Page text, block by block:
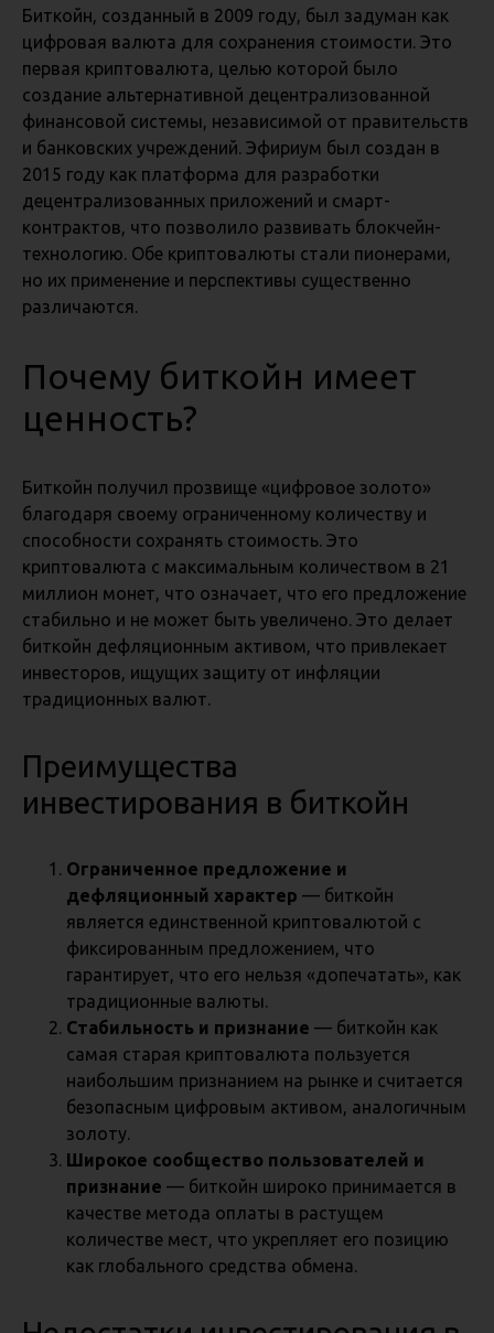
Биткойн, созданный в 2009 году, был задуман как
цифровая валюта для сохранения стоимости. Это
первая криптовалюта, целью которой было
создание альтернативной децентрализованной
финансовой системы, независимой от правительств
и банковских учреждений. Эфириум был создан в
2015 году как платформа для разработки
децентрализованных приложений и смарт-
контрактов, что позволило развивать блокчейн-
технологию. Обе криптовалюты стали пионерами,
но их применение и перспективы существенно
различаются.
Почему биткойн имеет
ценность?
Биткойн получил прозвище «цифровое золото»
благодаря своему ограниченному количеству и
способности сохранять стоимость. Это
криптовалюта с максимальным количеством в 21
миллион монет, что означает, что его предложение
стабильно и не может быть увеличено. Это делает
биткойн дефляционным активом, что привлекает
инвесторов, ищущих защиту от инфляции
традиционных валют.
Преимущества
инвестирования в биткойн
Ограниченное предложение и
дефляционный характер — биткойн
является единственной криптовалютой с
фиксированным предложением, что
гарантирует, что его нельзя «допечатать», как
традиционные валюты.
Стабильность и признание — биткойн как
самая старая криптовалюта пользуется
наибольшим признанием на рынке и считается
безопасным цифровым активом, аналогичным
золоту.
Широкое сообщество пользователей и
признание — биткойн широко принимается в
качестве метода оплаты в растущем
количестве мест, что укрепляет его позицию
как глобального средства обмена.